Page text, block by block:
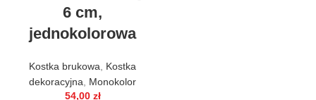
6 cm,
jednokolorowa
Kostka brukowa, Kostka
dekoracyjna, Monokolor
54,00 zł